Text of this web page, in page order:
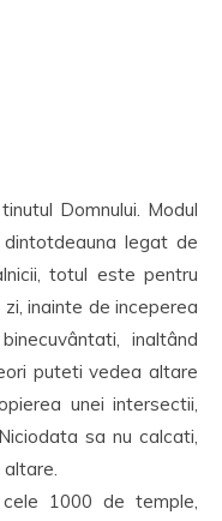
Domnului. Modul
legat de
totul este pentru
inainte de inceperea
inaltând
puteti vedea altare
unei intersectii,
sa nu calcati,
1000 de temple,